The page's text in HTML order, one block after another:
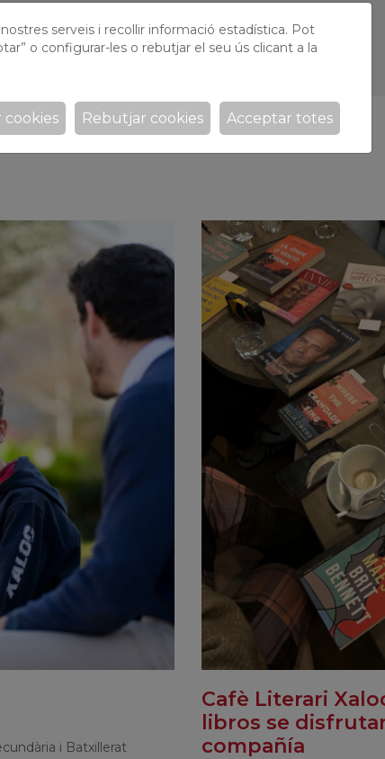
del curs
i Batxillerat
Cafè Literari
libros se
compañía
serveis i recollir informació estadística. Pot
o configurar-les o rebutjar el seu ús clicant a la
Acceptar totes
Rebutjar cookies
cookies